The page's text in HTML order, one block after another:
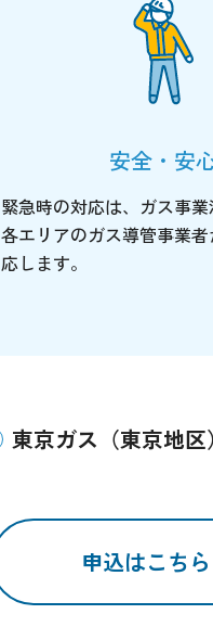
安全・安
緊急時の対応は、ガス事業
各エリアのガス導管事業
応します。
東京ガス（東京地区）
申込はこちら